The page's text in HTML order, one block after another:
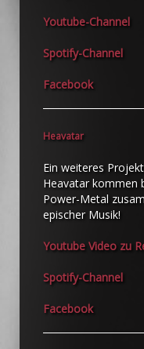
Youtube-Channel
Spotify-Channel
Facebook
Heavatar
Ein weiteres
Heavatar kommen
Power-Metal
epischer Musik!
Youtube Video zu
Spotify-Channel
Facebook